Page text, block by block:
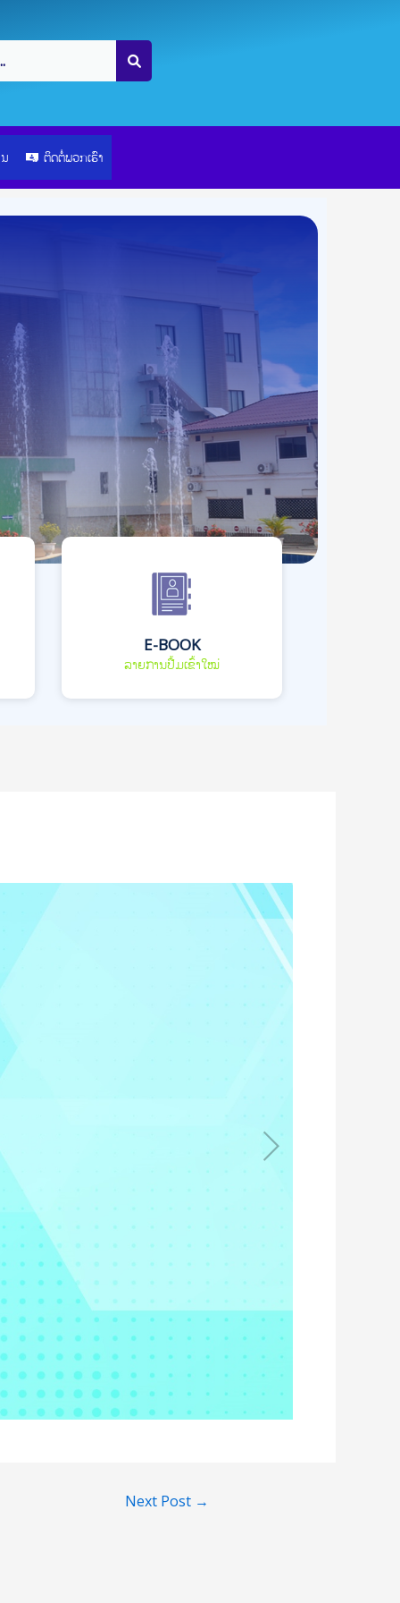
ຕິດຕໍ່ພວກເຮົາ
E-BOOK
ລາຍການປື້ມເຂົ້າໃໝ່
Next Post →